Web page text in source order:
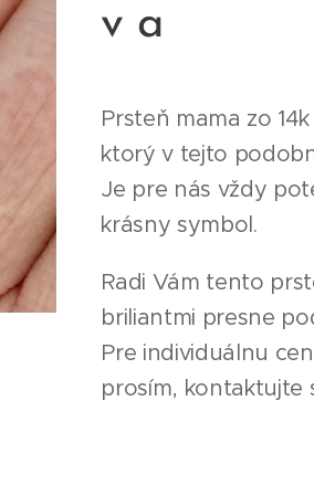
v a
Prsteň mama zo
ktorý v tejto
Je pre nás vždy
krásny symbol.
Radi Vám tento
briliantmi presne
Pre individuálnu
prosím, kontaktujte